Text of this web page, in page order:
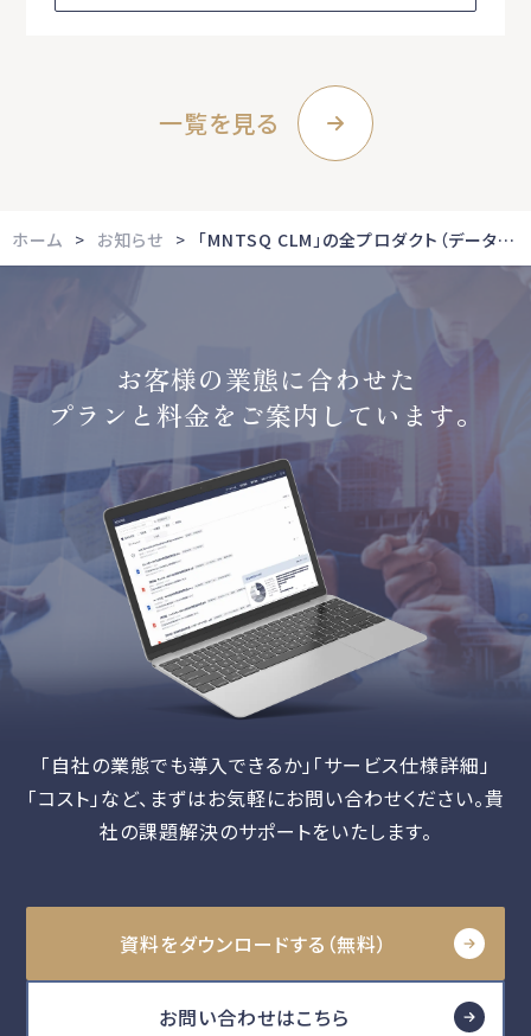
一覧を見る
ホーム お知らせ 「MNTSQ CLM」の全プロダクト（データベース・契約管理・案件管理）に、ファイル一括ダウンロード機能を追加
お客様の業態に合わせた
プランと料金をご案内しています。
「自社の業態でも導入できるか」「サービス仕様詳細」
「コスト」など、 まずはお気軽にお問い合わせください。貴
社の課題解決のサポートをいたします。
資料をダウンロードする（無料）
お問い合わせはこちら